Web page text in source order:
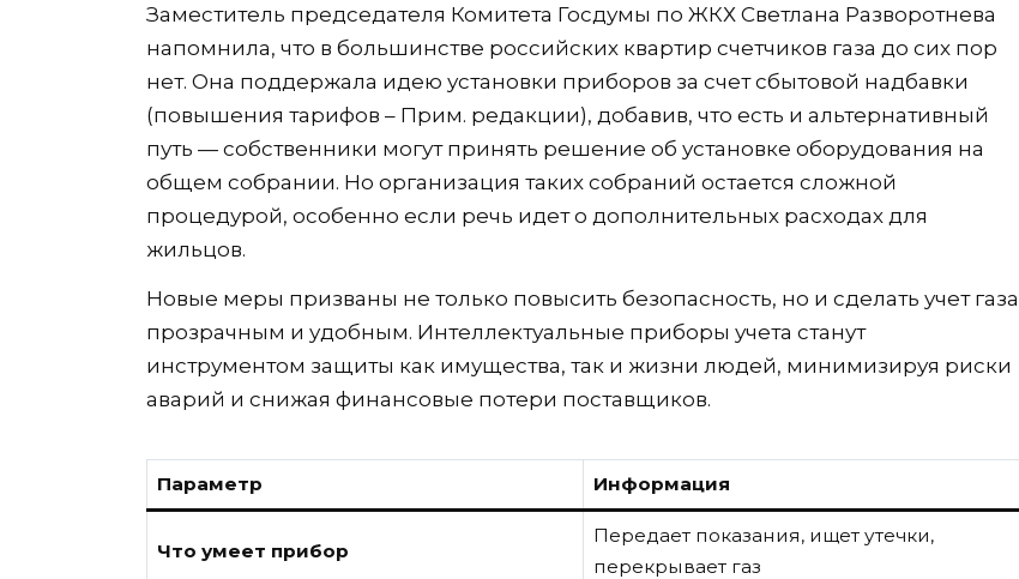
Заместитель председателя Комитета Госдумы по ЖКХ Светлана Разворотнева
напомнила, что в большинстве российских квартир счетчиков газа до сих пор
нет. Она поддержала идею установки приборов за счет сбытовой надбавки
(повышения тарифов – Прим. редакции), добавив, что есть и альтернативный
путь — собственники могут принять решение об установке оборудования на
общем собрании. Но организация таких собраний остается сложной
процедурой, особенно если речь идет о дополнительных расходах для
жильцов.
Новые меры призваны не только повысить безопасность, но и сделать учет газа
прозрачным и удобным. Интеллектуальные приборы учета станут
инструментом защиты как имущества, так и жизни людей, минимизируя риски
аварий и снижая финансовые потери поставщиков.
Параметр Информация
Что умеет прибор
Передает показания, ищет утечки,
перекрывает газ